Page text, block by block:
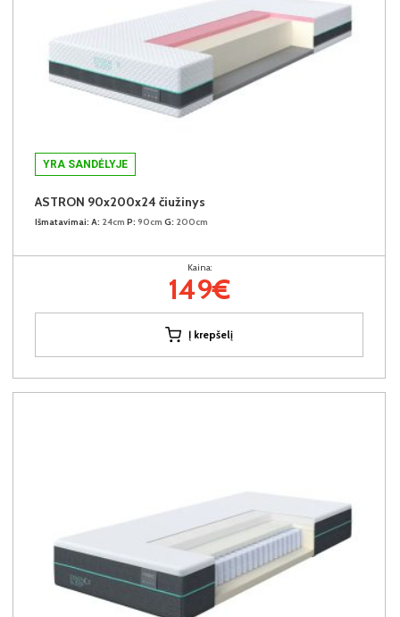
YRA SANDĖLYJE
ASTRON 90x200x24 čiužinys
Išmatavimai: A: 24cm P: 90cm G: 200cm
Kaina:
149€
Į krepšelį